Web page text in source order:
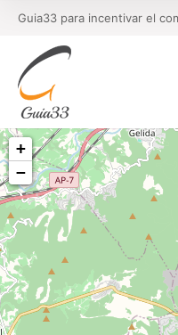
Guia33 para incentivar el
+
−